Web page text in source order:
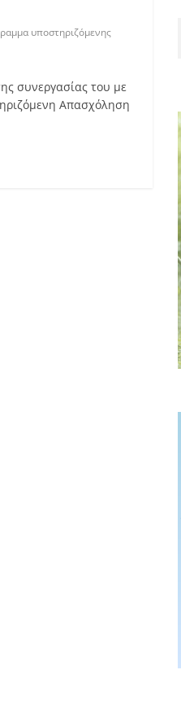
υποστηριζόμενης
συνεργασίας του με
Απασχόληση